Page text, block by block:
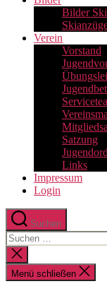
Bilder
Verein
Vorstand
Satzung
Links
Impressum
Login
Suchen
Suchen
nach:
Suche
schließen
Menü schließen